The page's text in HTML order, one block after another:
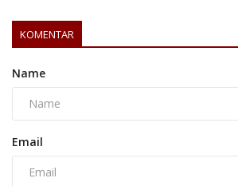
KOMENTAR
Name
Email